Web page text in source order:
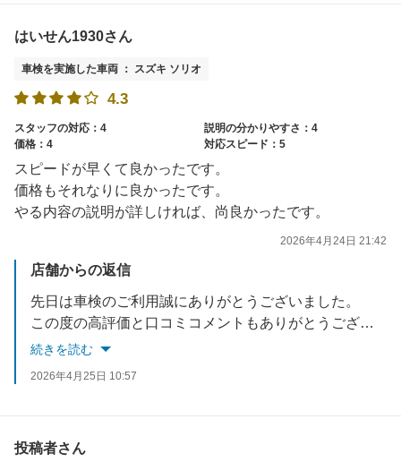
はいせん1930さん
車検を実施した車両 ： スズキ ソリオ
4.3
スタッフの対応：4
説明の分かりやすさ：4
価格：4
対応スピード：5
スピードが早くて良かったです。
価格もそれなりに良かったです。
やる内容の説明が詳しければ、尚良かったです。
2026年4月24日 21:42
店舗からの返信
先日は車検のご利用誠にありがとうございました。
この度の高評価と口コミコメントもありがとうございます。
車検後お車に不具合はございませんでしょうか。
続きを読む
2026年4月25日 10:57
投稿者さん